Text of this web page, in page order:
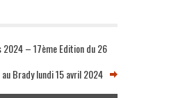
2024 – 17ème Edition du 26
au Brady lundi 15 avril 2024